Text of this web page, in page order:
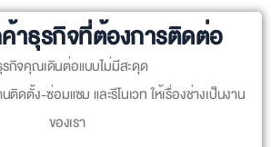
าธุรกิจที่ต้องการติดต่อ
รกิจคุณเดินต่อแบบไม่มีสะดุด
ติดตั้ง-ซ่อมแซม และรีโนเวท ให้เรื่องช่างเป็นงาน
ของเรา